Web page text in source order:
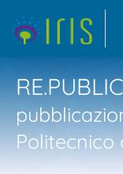
Politecnico